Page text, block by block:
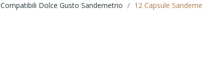
Compatibili Dolce Gusto Sandemetrio 12 Capsule